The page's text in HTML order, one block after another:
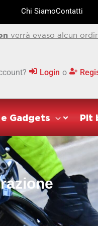
Chi SiamoContatti
verrà evaso alcun
Login o
Gadgets Pit